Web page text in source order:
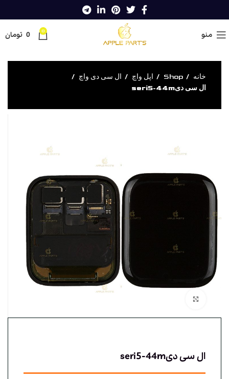
منو 0
0 تومان
خانه Shop اپل واچ
ال سی دی واچ
ال سی دیseri5-44m
ال سی دیseri5-44m